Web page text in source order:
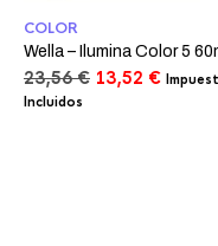
COLOR
Wella – Ilumina Color 5
23,56€ El
13,52 €El
Incluidos